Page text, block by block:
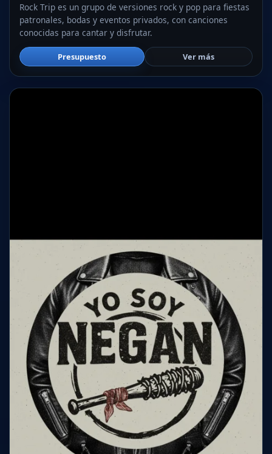
Rock Trip es un grupo de versiones rock y pop para fiestas
patronales, bodas y eventos privados, con canciones
conocidas para cantar y disfrutar.
Presupuesto Ver más